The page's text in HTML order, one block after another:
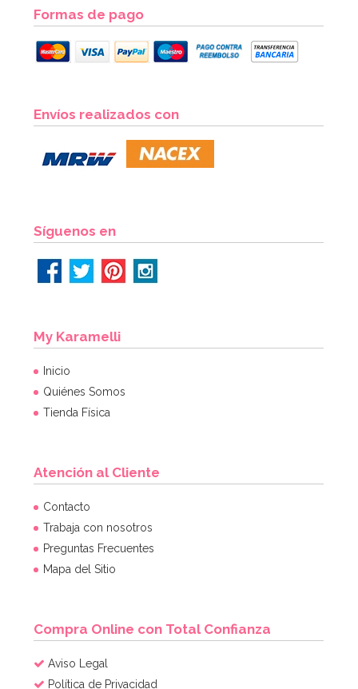
Botellita de leche tradicional 0,5 Lt
AÑADIR
Formas de pago
Envíos realizados con
Síguenos en
My Karamelli
Inicio
Quiénes Somos
Tienda Física
Atención al Cliente
Contacto
Trabaja con nosotros
Preguntas Frecuentes
Mapa del Sitio
Compra Online con Total Confianza
Aviso Legal
Política de Privacidad